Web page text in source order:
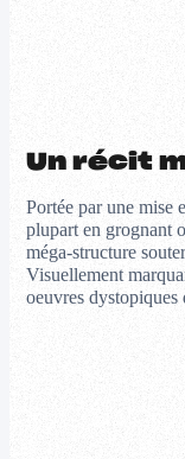
Un récit
Portée par une mise
plupart en grognant
méga-structure
Visuellement
oeuvres dystopiques